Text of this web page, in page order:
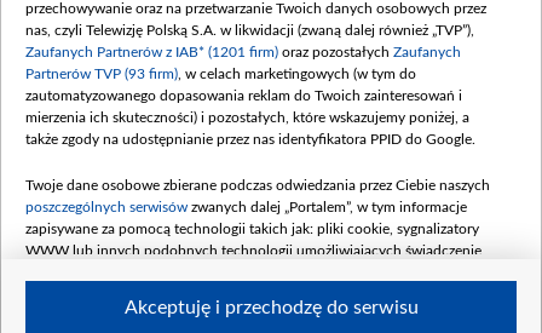
Dofinansowanie 48 862 000,00 PLN
Data podpisania umowy: GRUDZIEŃ 2025
(wpłata grudzień 60,548 mln)
Dofinansowanie 900 000 000,00 PLN
Data podpisania umowy: LUTY 2026 (wpłata
kwiecień 180 mln, 7 maja 180 mln, 8
czerwca 90 mln)
Dofinansowanie 250 000 000,00 PLN
4 sierpnia 250 mln
przechowywanie oraz na przetwarzanie Twoich danych osobowych przez
nas, czyli Telewizję Polską S.A. w likwidacji (zwaną dalej również „TVP”),
Zaufanych Partnerów z IAB* (1201 firm) oraz pozostałych Zaufanych
Partnerów TVP (93 firm) , w celach marketingowych (w tym do
zautomatyzowanego dopasowania reklam do Twoich zainteresowań i
mierzenia ich skuteczności) i pozostałych, które wskazujemy poniżej, a
także zgody na udostępnianie przez nas identyfikatora PPID do Google.
Twoje dane osobowe zbierane podczas odwiedzania przez Ciebie naszych
poszczególnych serwisów zwanych dalej „Portalem”, w tym informacje
zapisywane za pomocą technologii takich jak: pliki cookie, sygnalizatory
WWW lub innych podobnych technologii umożliwiających świadczenie
Akceptuję i przechodzę do serwisu